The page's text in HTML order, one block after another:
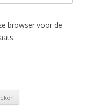
browser voor de